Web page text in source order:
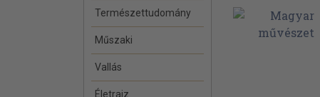
Természettudomány
Műszaki
Vallás
Életrajz